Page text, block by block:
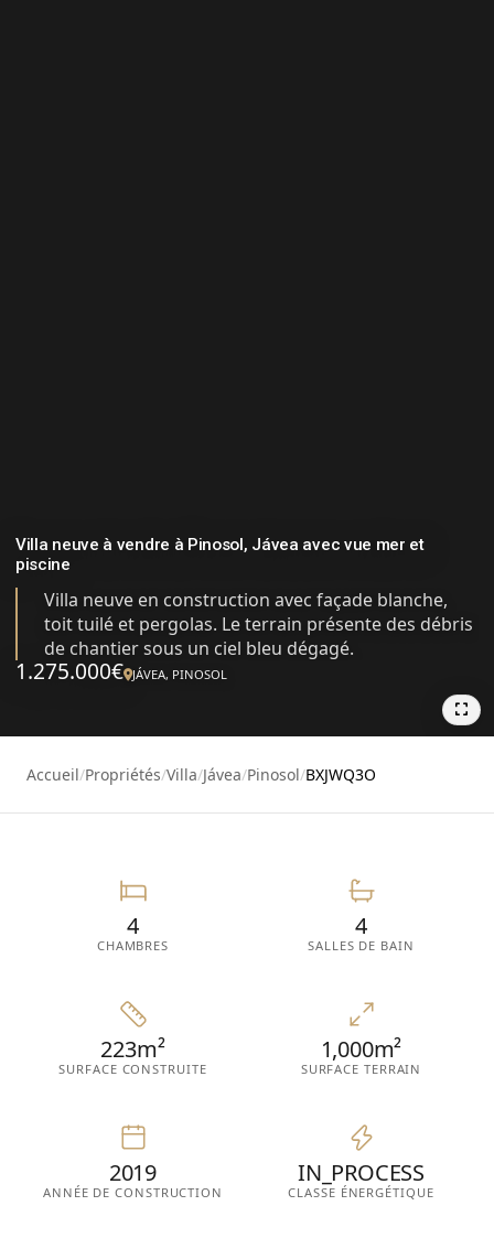
Villa neuve à vendre à Pinosol, Jávea avec vue mer et
piscine
Villa neuve en construction avec façade blanche,
toit tuilé et pergolas. Le terrain présente des débris
de chantier sous un ciel bleu dégagé.
1.275.000€ JÁVEA, PINOSOL
Accueil/Propriétés/Villa/Jávea/Pinosol/BXJWQ3O
4
CHAMBRES
4
SALLES DE BAIN
223m²
SURFACE CONSTRUITE
1,000m²
SURFACE TERRAIN
2019
ANNÉE DE CONSTRUCTION
IN_PROCESS
CLASSE ÉNERGÉTIQUE